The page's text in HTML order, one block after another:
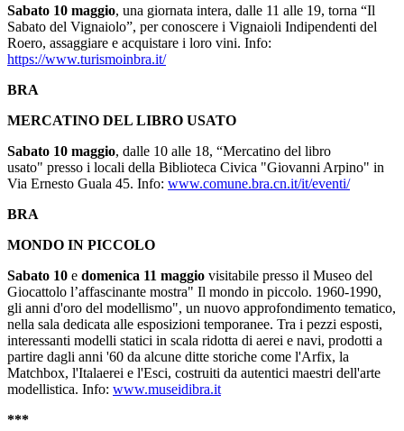
Sabato 10 maggio, una giornata intera, dalle 11 alle 19, torna “Il
Sabato del Vignaiolo”, per conoscere i Vignaioli Indipendenti del
Roero, assaggiare e acquistare i loro vini. Info:
https://www.turismoinbra.it/
BRA
MERCATINO DEL LIBRO USATO
Sabato 10 maggio, dalle 10 alle 18, “Mercatino del libro
usato" presso i locali della Biblioteca Civica "Giovanni Arpino" in
Via Ernesto Guala 45. Info: www.comune.bra.cn.it/it/eventi/
BRA
MONDO IN PICCOLO
Sabato 10 e domenica 11 maggio visitabile presso il Museo del
Giocattolo l’affascinante mostra" Il mondo in piccolo. 1960-1990,
gli anni d'oro del modellismo", un nuovo approfondimento tematico,
nella sala dedicata alle esposizioni temporanee. Tra i pezzi esposti,
interessanti modelli statici in scala ridotta di aerei e navi, prodotti a
partire dagli anni '60 da alcune ditte storiche come l'Arfix, la
Matchbox, l'Italaerei e l'Esci, costruiti da autentici maestri dell'arte
modellistica. Info: www.museidibra.it
***